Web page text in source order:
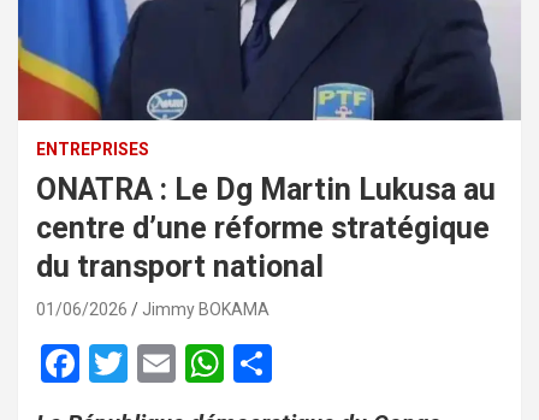
ENTREPRISES
ONATRA : Le Dg Martin Lukusa au
centre d’une réforme stratégique
du transport national
01/06/2026 Jimmy BOKAMA
F
a
T
wi
E
m
W
ar